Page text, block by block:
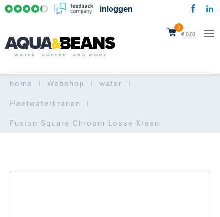
0
€ 0,00
inloggen
home Webshop
water
Heetwaterkranen
Fusion Square Chroom Losse Kraan